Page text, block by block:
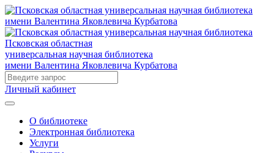
Псковская областная
универсальная научная библиотека
имени Валентина Яковлевича Курбатова
Личный кабинет
О библиотеке
Электронная библиотека
Услуги